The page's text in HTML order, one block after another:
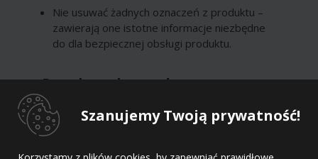
Szanujemy Twoją prywatność!
Nie usuwać żadnych oznaczeń z produktu –
zawierają one istotne informacje niezbędne
do dla bezpiecznej obsługi produktu.
Dane kontaktowe dostawcy
Dostawca
Adres